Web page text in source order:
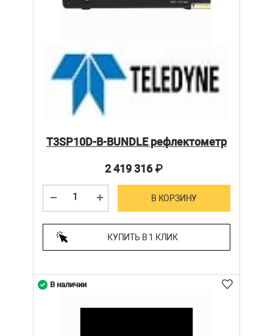
T3SP10D-B-BUNDLE рефлектометр
2 419 316₽
В КОРЗИНУ
КУПИТЬ В 1 КЛИК
В наличии